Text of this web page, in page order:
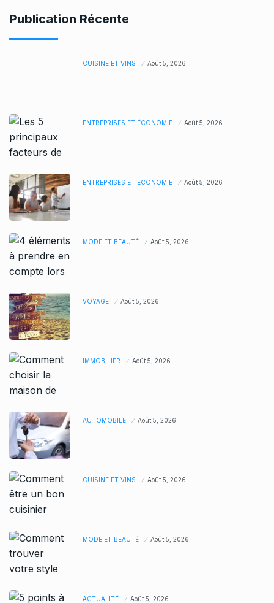
Publication Récente
CUISINE ET VINS Août 5, 2026
ENTREPRISES ET ÉCONOMIE Août 5, 2026
ENTREPRISES ET ÉCONOMIE Août 5, 2026
MODE ET BEAUTÉ Août 5, 2026
VOYAGE Août 5, 2026
IMMOBILIER Août 5, 2026
AUTOMOBILE Août 5, 2026
CUISINE ET VINS Août 5, 2026
MODE ET BEAUTÉ Août 5, 2026
ACTUALITÉ Août 5, 2026